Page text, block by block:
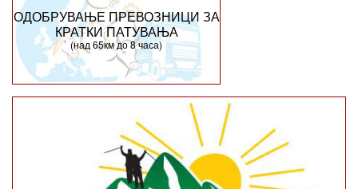
ОДОБРУВАЊЕ ПРЕВОЗНИЦИ ЗА
КРАТКИ ПАТУВАЊА
(над 65км до 8 часа)